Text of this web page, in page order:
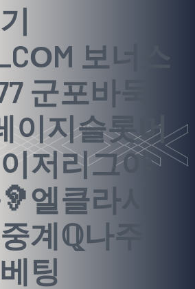
보너스
군포바둑
이지슬롯머
저리그야
엘클라시
계ℚ나주
팅